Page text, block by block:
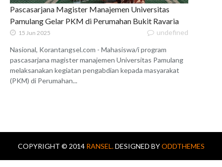
Pascasarjana Magister Manajemen Universitas
Pamulang Gelar PKM di Perumahan Bukit Ravaria
15 Jun 2025 undefined
Nasional, Korantangsel.com - Mahasiswa/i program
pascasarjana magister manajemen Universitas Pamulang
melaksanakan kegiatan pengabdian kepada masyarakat
(PKM) di Perumahan...
COPYRIGHT © 2014 RANSEL.DESIGNED BYODDTHEMES